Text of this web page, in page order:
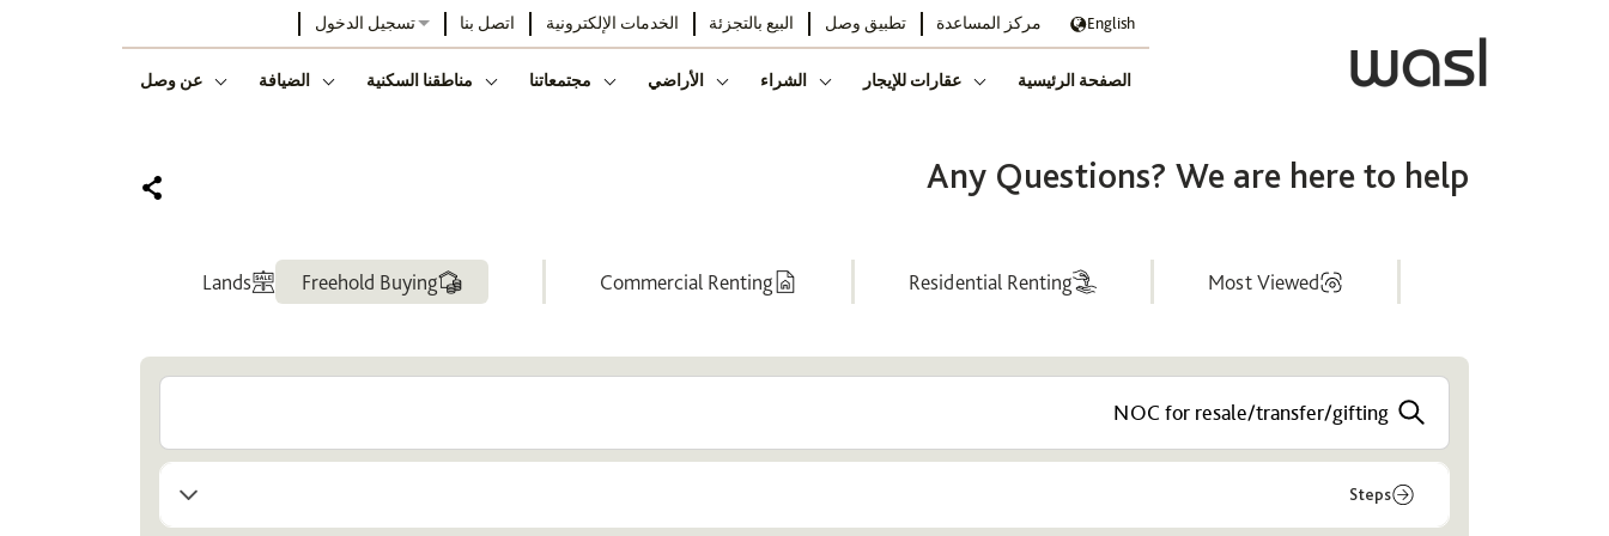
English مركز المساعدة تطبيق وصل البيع بالتجزئة الخدمات الإلكترونية اتصل بنا تسجيل الدخول
الصفحة الرئيسية عقارات للإيجار الشراء الأراضي مجتمعاتنا مناطقنا السكنية الضيافة عن وصل
Any Questions? We are here to help
Most Viewed
Residential Renting
Commercial Renting
Freehold Buying
Lands
Help
Center
Steps